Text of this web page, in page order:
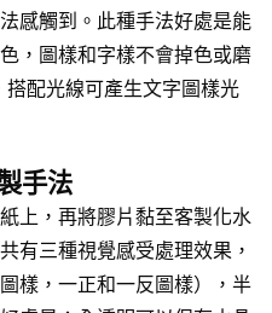
感觸到。此種手法好處是能
，圖樣和字樣不會掉色或磨
配光線可產生文字圖樣光
手法
上，再將膠片黏至客製化水
有三種視覺感受處理效果，
樣，一正和一反圖樣），半